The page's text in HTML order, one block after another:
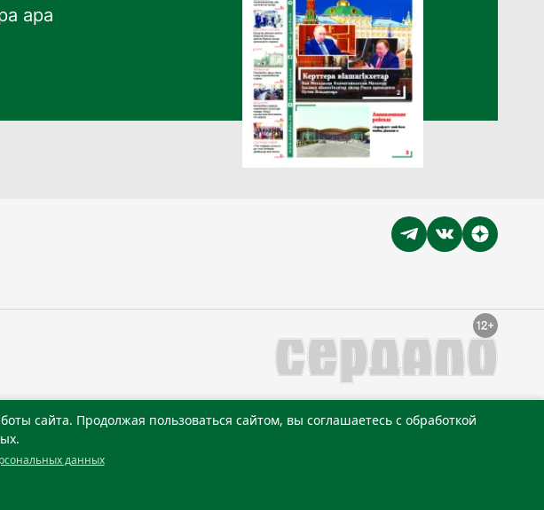
ара
тIахьожам
учреждение
сайта. Продолжая пользоваться сайтом, вы соглашаетесь с обработкой
данных